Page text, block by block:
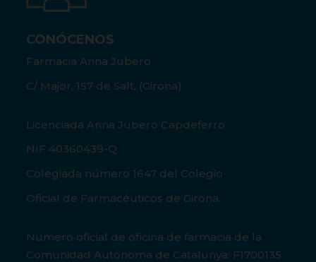
CONÓCENOS
Farmacia Anna Jubero
C/ Major, 157 de Salt, (Girona)
Licenciada Anna Jubero Capdeferro
NIF 40360439-Q
Colegiada número 1647 del Colegio
Oficial de Farmacéuticos de Girona.
Número oficial de oficina de farmacia de la
Comunidad Autónoma de Catalunya: F1700135